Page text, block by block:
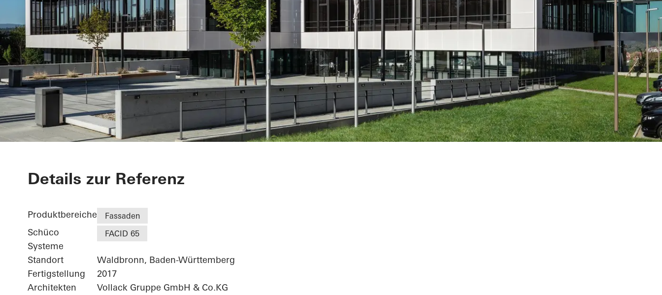
Agilent - "FIVE" - Kunden- und
Technologiezentrums
Details zur Referenz
Produktbereiche Fassaden
Schüco
Systeme
FACID 65
Standort
Waldbronn, Baden-Württemberg
Fertigstellung
2017
Architekten
Vollack Gruppe GmbH & Co.KG